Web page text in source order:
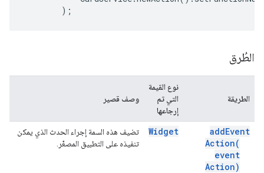
);
الطُرق
الطريقة
نوع القيمة
التي تم
إرجاعها
وصف قصير
addEvent
Action(
event
Action)
Widget
تضيف هذه السمة إجراء الحدث الذي يمكن
تنفيذه على التطبيق المصغّر.